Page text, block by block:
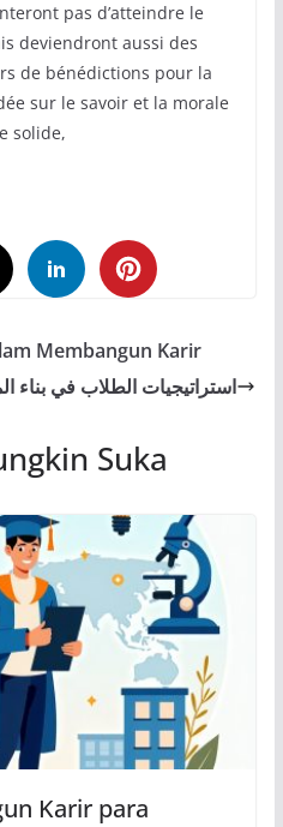
pas d’atteindre le
deviendront aussi des
de bénédictions pour la
sur le savoir et la morale
solide,
Membangun Karir
استراتيجيات الطلاب في بناء
Suka
Karir para